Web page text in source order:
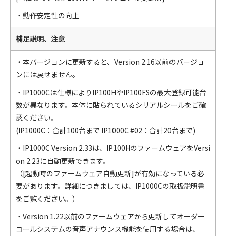
・動作安定性の向上
補足説明、注意
・本バージョンに更新すると、Version 2.16以前のバージョ
ンには戻せません。
・IP1000Cは仕様によりIP100HやIP100FSの最大登録可能台
数が異なります。本体に貼られているシリアルシールをご確
認ください。
(IP1000C：合計100台まで IP1000C #02：合計20台まで)
・IP1000C Version 2.33は、IP100HのファームウェアをVersi
on 2.23に自動更新できます。
（[起動時のファームウェア自動更新]が有効になっている必
要があります。詳細につきましては、IP1000Cの取扱説明書
をご覧ください。）
・Version 1.22以前のファームウェアから更新してオーダー
コールシステムの音声アナウンス機能を使用する場合は、